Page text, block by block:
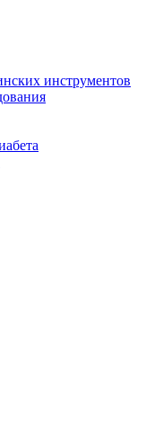
инструментов